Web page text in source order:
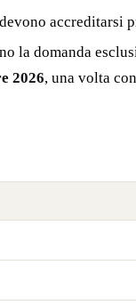
accreditarsi
la domanda
2026, una volta